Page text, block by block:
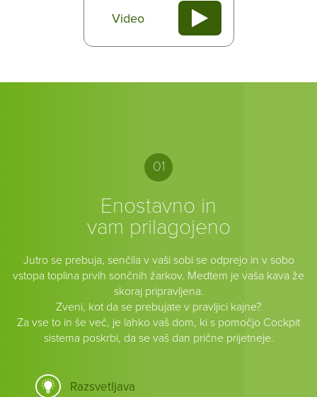
Video
01
Enostavno in
vam prilagojeno
Jutro se prebuja, senčila v vaši sobi se odprejo in v sobo
vstopa toplina prvih sončnih žarkov. Medtem je vaša kava že
skoraj pripravljena.
Zveni, kot da se prebujate v pravljici kajne?
Za vse to in še več, je lahko vaš dom, ki s pomočjo Cockpit
sistema poskrbi, da se vaš dan prične prijetneje.
Razsvetljava